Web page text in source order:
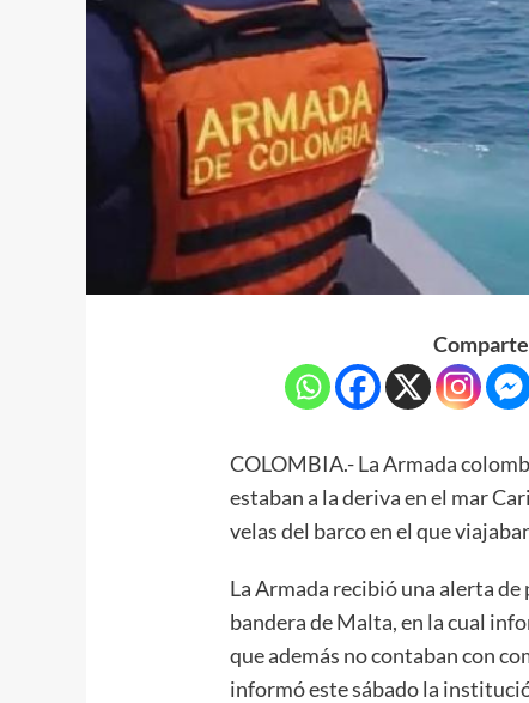
COLOMBIA.- La Armada
estaban a la deriva en el mar
velas del barco en el que
La Armada recibió una alerta de
bandera de Malta, en la cual
que además no contaban con
informó este sábado la